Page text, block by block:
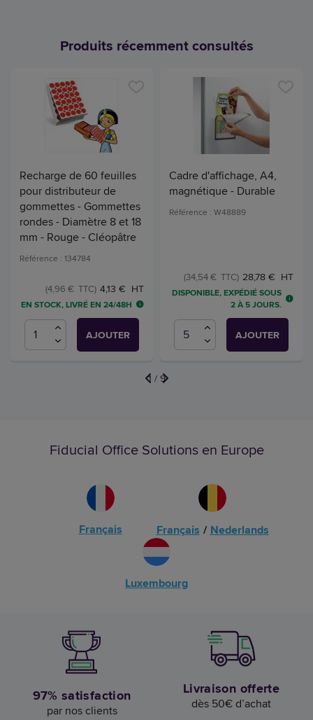
Produits récemment consultés
Recharge de 60 feuilles
pour distributeur de
gommettes - Gommettes
rondes - Diamètre 8 et 18
mm - Rouge - Cléopâtre
Référence : 134784
4,13 € HT
(4,96 € TTC)
EN STOCK, LIVRÉ EN 24/48H
AJOUTER
Cadre d'affichage, A4,
magnétique - Durable
Référence : W48889
28,78 € HT
(34,54 € TTC)
DISPONIBLE, EXPÉDIÉ SOUS
2 À 5 JOURS.
AJOUTER
1 / 9
Fiducial Office Solutions en Europe
Français Français / Nederlands
Luxembourg
97% satisfaction
par nos clients
Livraison offerte
dès 50€ d’achat